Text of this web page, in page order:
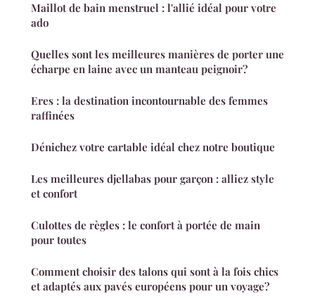
Maillot de bain menstruel : l'allié idéal pour votre
ado
Quelles sont les meilleures manières de porter une
écharpe en laine avec un manteau peignoir?
Eres : la destination incontournable des femmes
raffinées
Dénichez votre cartable idéal chez notre boutique
Les meilleures djellabas pour garçon : alliez style
et confort
Culottes de règles : le confort à portée de main
pour toutes
Comment choisir des talons qui sont à la fois chics
et adaptés aux pavés européens pour un voyage?